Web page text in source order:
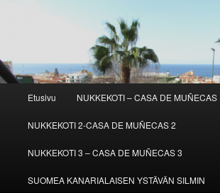
Etusivu NUKKEKOTI – CASA DE MUÑECAS
NUKKEKOTI 2-CASA DE MUÑECAS 2
NUKKEKOTI 3 – CASA DE MUÑECAS 3
SUOMEA KANARIALAISEN YSTÄVÄN SILMIN